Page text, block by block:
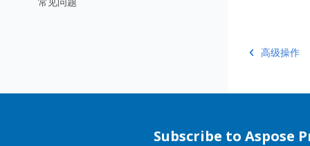
高级操作
Subscribe to Aspose